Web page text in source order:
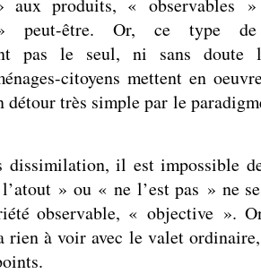
aux produits, « observables
peut-être. Or, ce type de
pas le seul, ni sans
citoyens mettent en
détour très simple par le
dissimilation, il est impossible
» ou « ne l’est pas » ne
observable, « objective ».
rien à voir avec le valet